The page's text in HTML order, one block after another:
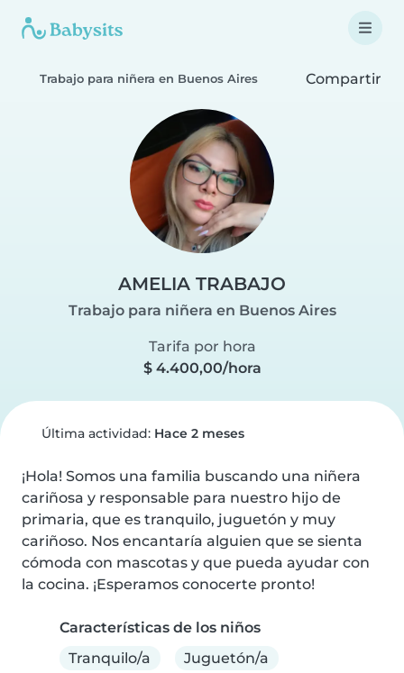
Trabajo para niñera en Buenos Aires Compartir
AMELIA TRABAJO
Trabajo para niñera en Buenos Aires
Tarifa por hora
$ 4.400,00/hora
Última actividad: Hace 2 meses
¡Hola! Somos una familia buscando una niñera
cariñosa y responsable para nuestro hijo de
primaria, que es tranquilo, juguetón y muy
cariñoso. Nos encantaría alguien que se sienta
cómoda con mascotas y que pueda ayudar con
la cocina. ¡Esperamos conocerte pronto!
Características de los niños
Tranquilo/a
Juguetón/a